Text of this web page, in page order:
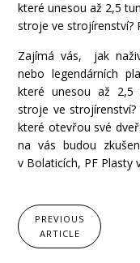
které unesou až 2,5
stroje ve strojírenství?
Zajímá vás, jak
nebo legendárních
které unesou až 2,5
stroje ve
které otevřou své
na vás budou
v Bolaticích, PF Plasty
PREVIOUS
ARTICLE